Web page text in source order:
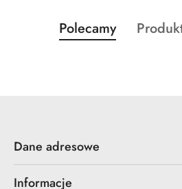
Pomiń karuzelę produktów
Produkty
o
Polecamy
Dane adresowe
Informacje